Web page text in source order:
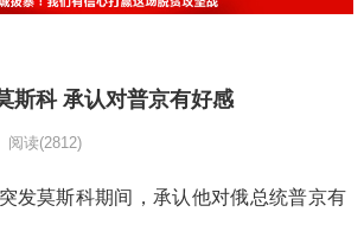
斯科 承认对普京有好感
阅读(2812)
发莫斯科期间，承认他对俄总统普京有